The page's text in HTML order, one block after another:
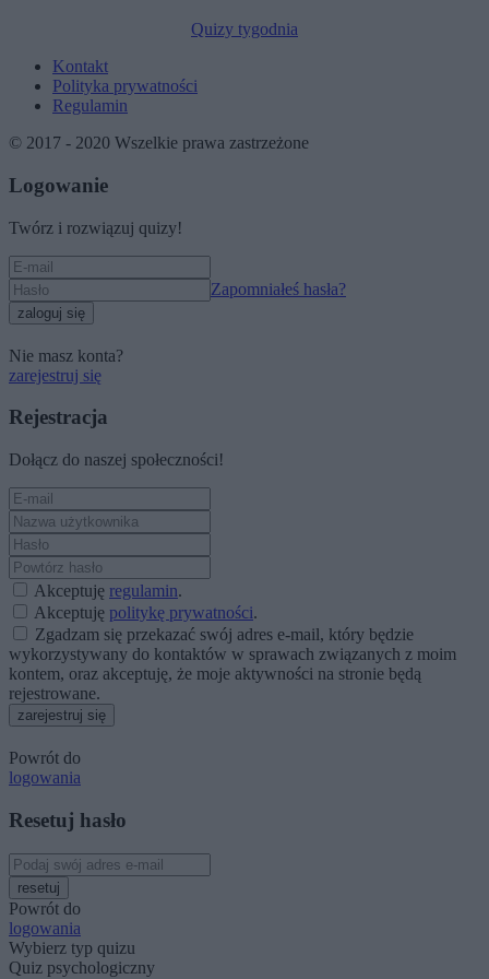
Quizy tygodnia
Kontakt
Polityka prywatności
Regulamin
© 2017 - 2020 Wszelkie prawa zastrzeżone
Logowanie
Twórz i rozwiązuj quizy!
Zapomniałeś hasła?
zaloguj się
Nie masz konta?
zarejestruj się
Rejestracja
Dołącz do naszej społeczności!
Akceptuję regulamin.
Akceptuję politykę prywatności.
Zgadzam się przekazać swój adres e-mail, który będzie
wykorzystywany do kontaktów w sprawach związanych z moim
kontem, oraz akceptuję, że moje aktywności na stronie będą
rejestrowane.
zarejestruj się
Powrót do
logowania
Resetuj hasło
resetuj
Powrót do
logowania
Wybierz typ quizu
Quiz psychologiczny